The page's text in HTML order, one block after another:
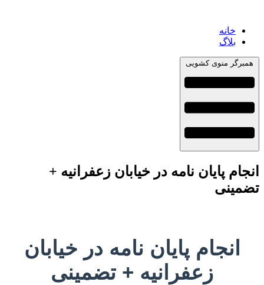
خانه
بلاگ
همبرگر منوی کشویی
انجام پایان نامه در خیابان زعفرانیه +
تضمینی
انجام پایان نامه در خیابان
زعفرانیه + تضمینی